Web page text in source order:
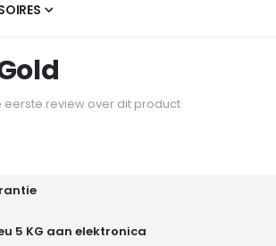
eerste review over dit product
5 KG aan elektronica